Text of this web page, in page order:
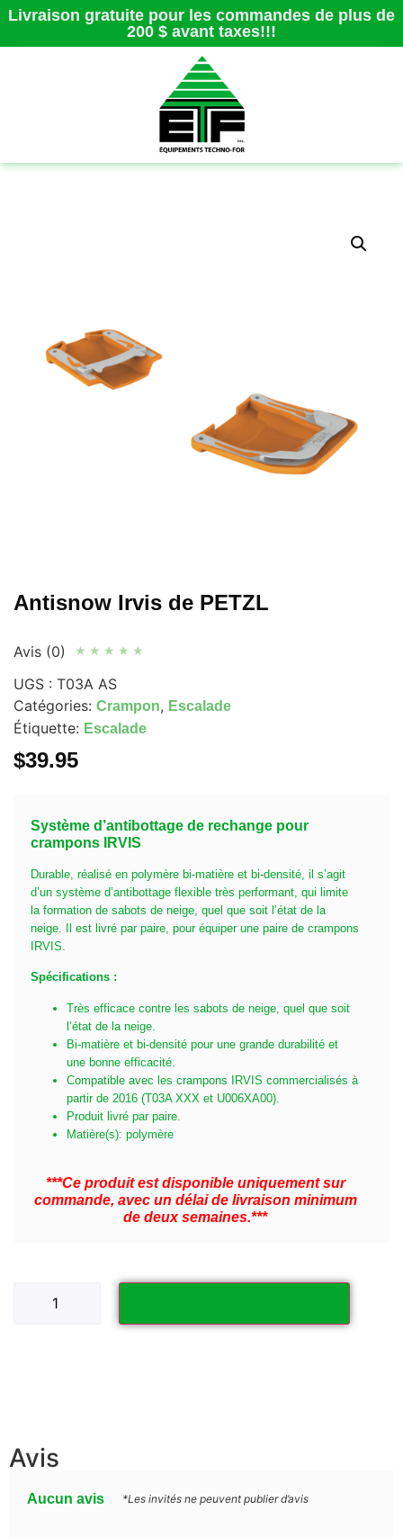
Livraison gratuite pour les commandes de plus de
200 $ avant taxes!!!
Antisnow Irvis de PETZL
Avis (0) ★ ★ ★ ★ ★
UGS : T03A AS
Catégories: Crampon, Escalade
Étiquette: Escalade
$39.95
Système d’antibottage de rechange pour
crampons IRVIS
Durable, réalisé en polymère bi-matière et bi-densité, il s’agit
d’un système d’antibottage flexible très performant, qui limite
la formation de sabots de neige, quel que soit l’état de la
neige. Il est livré par paire, pour équiper une paire de crampons
IRVIS.
Spécifications :
Très efficace contre les sabots de neige, quel que soit
l’état de la neige.
Bi-matière et bi-densité pour une grande durabilité et
une bonne efficacité.
Compatible avec les crampons IRVIS commercialisés à
partir de 2016 (T03A XXX et U006XA00).
Produit livré par paire.
Matière(s): polymère
***Ce produit est disponible uniquement sur
commande, avec un délai de livraison minimum
de deux semaines.***
Avis
Aucun avis *Les invités ne peuvent publier d’avis